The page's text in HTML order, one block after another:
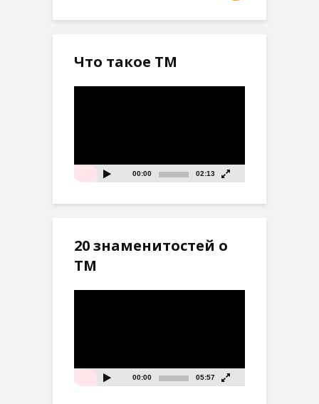
Что такое ТМ
00:00 02:13
20 знаменитостей о
ТМ
00:00 05:57